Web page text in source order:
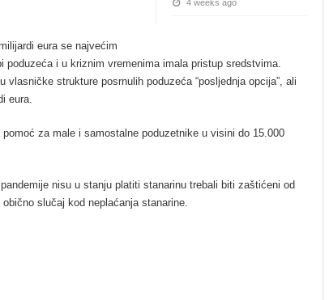
4 weeks ago
eura se najvećim
poduzeća i u kriznim vremenima imala pristup sredstvima.
strukture posrnulih poduzeća “posljednja opcija”, ali
eura.
za male i samostalne poduzetnike u visini do 15.000
nisu u stanju platiti stanarinu trebali biti zaštićeni od
slučaj kod neplaćanja stanarine.